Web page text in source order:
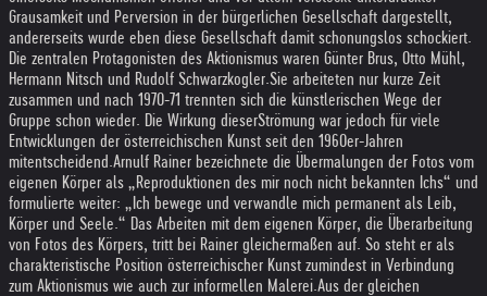
Grausamkeit und Perversion in der bürgerlichen Gesellschaft dargestellt,
andererseits wurde eben diese Gesellschaft damit schonungslos schockiert.
Die zentralen Protagonisten des Aktionismus waren Günter Brus, Otto Mühl,
Hermann Nitsch und Rudolf Schwarzkogler.Sie arbeiteten nur kurze Zeit
zusammen und nach 1970-71 trennten sich die künstlerischen Wege der
Gruppe schon wieder. Die Wirkung dieserStrömung war jedoch für viele
Entwicklungen der österreichischen Kunst seit den 1960er-Jahren
mitentscheidend.Arnulf Rainer bezeichnete die Übermalungen der Fotos vom
eigenen Körper als „Reproduktionen des mir noch nicht bekannten Ichs“ und
formulierte weiter: „Ich bewege und verwandle mich permanent als Leib,
Körper und Seele.“ Das Arbeiten mit dem eigenen Körper, die Überarbeitung
von Fotos des Körpers, tritt bei Rainer gleichermaßen auf. So steht er als
charakteristische Position österreichischer Kunst zumindest in Verbindung
zum Aktionismus wie auch zur informellen Malerei.Aus der gleichen